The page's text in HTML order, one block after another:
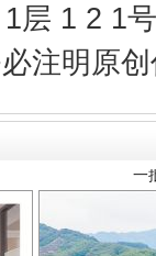
层 1 2 1
注明原